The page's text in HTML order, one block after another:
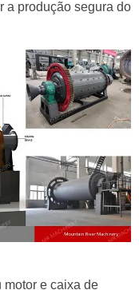
a produção segura do
motor e caixa de